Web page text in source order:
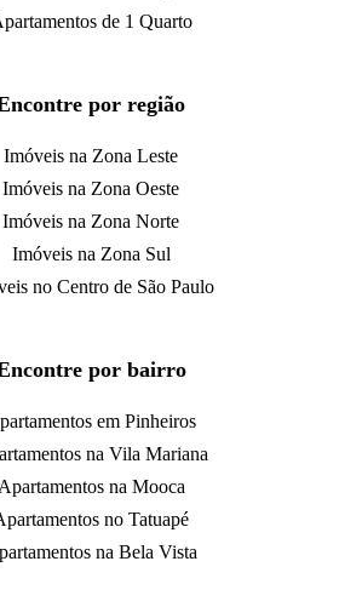
de 1 Quarto
por região
Imóveis na Zona Leste
Imóveis na Zona Oeste
Imóveis na Zona Norte
Imóveis na Zona Sul
no Centro de São Paulo
por bairro
em Pinheiros
na Vila Mariana
Apartamentos na Mooca
no Tatuapé
na Bela Vista